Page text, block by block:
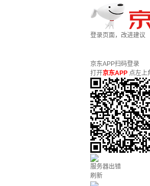
登录页面，改进建议
京东APP扫码登录
打开京东APP 点左上
服务器出错
刷新